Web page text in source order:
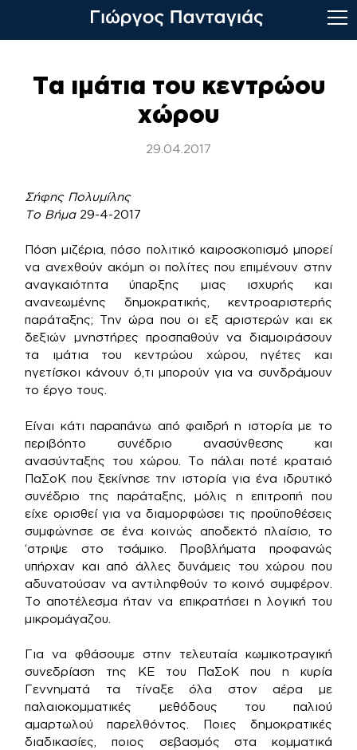
contentΤα ιμάτια του κεντρώου
χώρου
29.04.2017
Σήφης Πολυμίλης
Το Βήμα29-4-2017
Πόση μιζέρια, πόσο πολιτικό καιροσκοπισμό μπορεί
να ανεχθούν ακόμη οι πολίτες που επιμένουν στην
αναγκαιότητα ύπαρξης μιας ισχυρής και
ανανεωμένης δημοκρατικής, κεντροαριστερής
παράταξης; Την ώρα που οι εξ αριστερών και εκ
δεξιών μνηστήρες προσπαθούν να διαμοιράσουν
τα ιμάτια του κεντρώου χώρου, ηγέτες και
ηγετίσκοι κάνουν ό,τι μπορούν για να συνδράμουν
το έργο τους.
Είναι κάτι παραπάνω από φαιδρή η ιστορία με το
περιβόητο συνέδριο ανασύνθεσης και
ανασύνταξης του χώρου. Το πάλαι ποτέ κραταιό
ΠαΣοΚ που ξεκίνησε την ιστορία για ένα ιδρυτικό
συνέδριο της παράταξης, μόλις η επιτροπή που
είχε ορισθεί για να διαμορφώσει τις προϋποθέσεις
συμφώνησε σε ένα κοινώς αποδεκτό πλαίσιο, το
‘στριψε στο τσάμικο. Προβλήματα προφανώς
υπήρχαν και από άλλες δυνάμεις του χώρου που
αδυνατούσαν να αντιληφθούν το κοινό συμφέρον.
Το αποτέλεσμα ήταν να επικρατήσει η λογική του
μικρομάγαζου.
Για να φθάσουμε στην τελευταία κωμικοτραγική
συνεδρίαση της ΚΕ του ΠαΣοΚ που η κυρία
Γεννηματά τα τίναξε όλα στον αέρα με
παλαιοκομματικές μεθόδους του παλιού
αμαρτωλού παρελθόντος. Ποιες δημοκρατικές
διαδικασίες, ποιος σεβασμός στα κομματικά